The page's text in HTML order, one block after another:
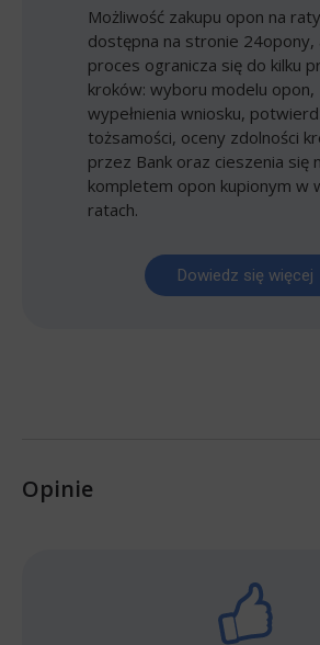
Możliwość zakupu opon na
dostępna na stronie 24opony,
proces ogranicza się do kilku
kroków: wyboru modelu opon,
wypełnienia wniosku,
tożsamości, oceny zdolności
przez Bank oraz cieszenia się
kompletem opon kupionym w
ratach.
Dowiedz się więcej
Opinie